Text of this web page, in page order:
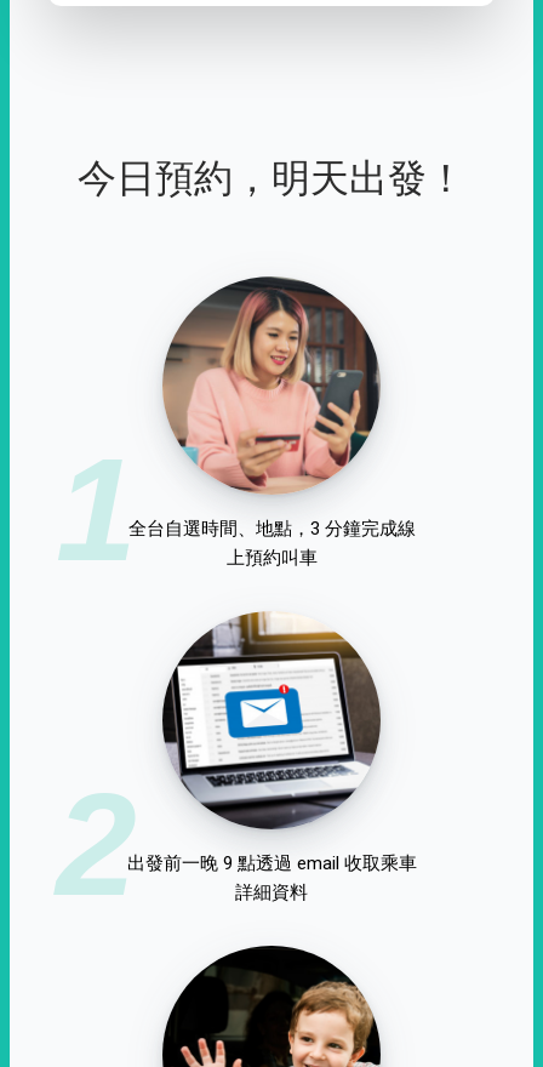
今日預約，明天出發！
1全台自選時間、地點，3 分鐘完成線
上預約叫車
2出發前一晚 9 點透過 email 收取乘車
詳細資料